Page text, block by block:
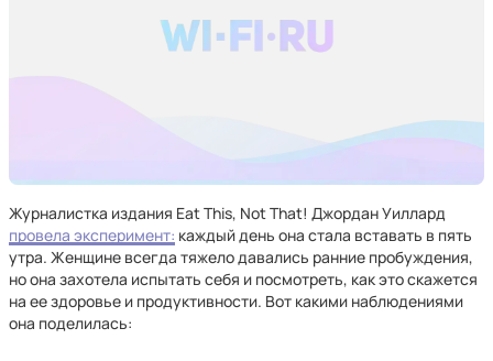
Журналистка издания Eat This, Not That! Джордан Уиллард
провела эксперимент: каждый день она стала вставать в пять
утра. Женщине всегда тяжело давались ранние пробуждения,
но она захотела испытать себя и посмотреть, как это скажется
на ее здоровье и продуктивности. Вот какими наблюдениями
она поделилась: